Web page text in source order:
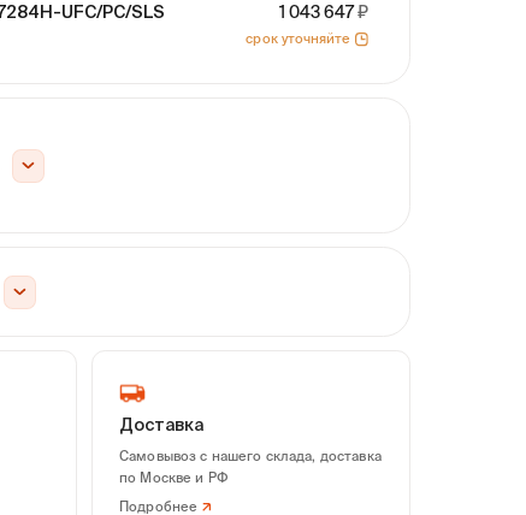
UFC/PC/SLS 1 043 647
срок уточняйте
Модуль OPM+VLS Yokogawa AQ2780V-
Модуль OPM+VLS
Доставка
Самовывоз с нашего склада, доставка
по Москве и РФ
Подробнее